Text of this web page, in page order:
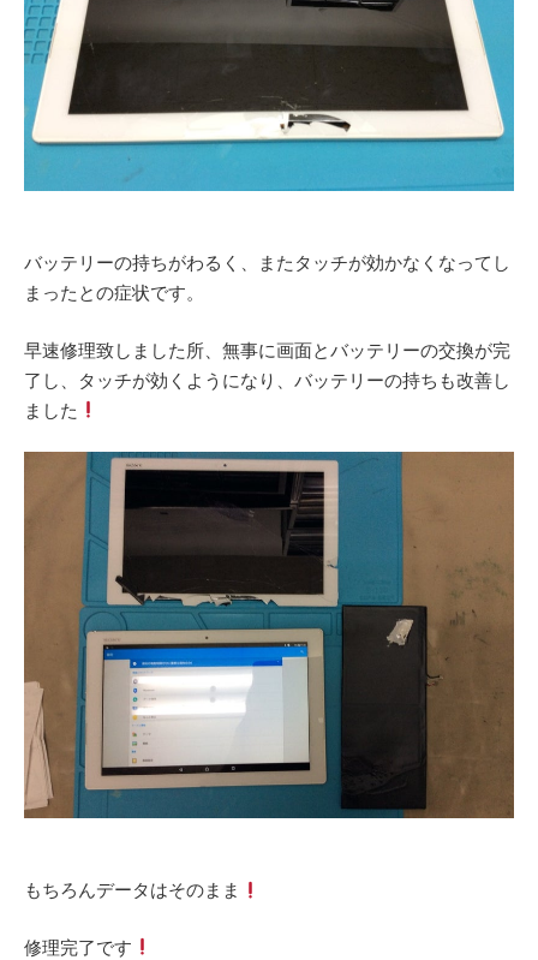
バッテリーの持ちがわるく、またタッチが効かなくなってし
まったとの症状です。
早速修理致しました所、無事に画面とバッテリーの交換が完
了し、タッチが効くようになり、バッテリーの持ちも改善し
ました
‎もちろんデータはそのまま
‎修理完了です